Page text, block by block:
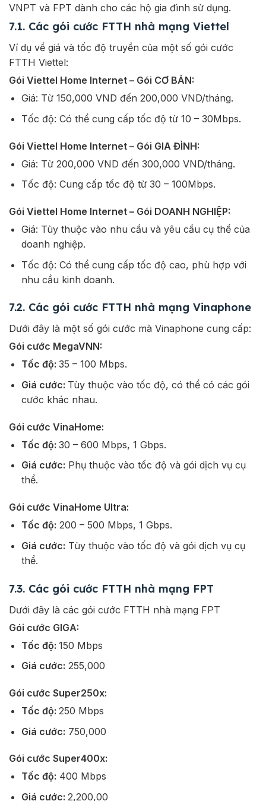
VNPT và FPT dành cho các hộ gia đình sử dụng.
7.1. Các gói cước FTTH nhà mạng Viettel
Ví dụ về giá và tốc độ truyền của một số gói cước
FTTH Viettel:
Gói Viettel Home Internet – Gói CƠ BẢN:
Giá: Từ 150,000 VND đến 200,000 VND/tháng.
Tốc độ: Có thể cung cấp tốc độ từ 10 – 30Mbps.
Gói Viettel Home Internet – Gói GIA ĐÌNH:
Giá: Từ 200,000 VND đến 300,000 VND/tháng.
Tốc độ: Cung cấp tốc độ từ 30 – 100Mbps.
Gói Viettel Home Internet – Gói DOANH NGHIỆP:
Giá: Tùy thuộc vào nhu cầu và yêu cầu cụ thể của
doanh nghiệp.
Tốc độ: Có thể cung cấp tốc độ cao, phù hợp với
nhu cầu kinh doanh.
7.2. Các gói cước FTTH nhà mạng Vinaphone
Dưới đây là một số gói cước mà Vinaphone cung cấp:
Gói cước MegaVNN:
Tốc độ: 35 – 100 Mbps.
Giá cước: Tùy thuộc vào tốc độ, có thể có các gói
cước khác nhau.
Gói cước VinaHome:
Tốc độ: 30 – 600 Mbps, 1 Gbps.
Giá cước: Phụ thuộc vào tốc độ và gói dịch vụ cụ
thể.
Gói cước VinaHome Ultra:
Tốc độ: 200 – 500 Mbps, 1 Gbps.
Giá cước: Tùy thuộc vào tốc độ và gói dịch vụ cụ
thể.
7.3. Các gói cước FTTH nhà mạng FPT
Dưới đây là các gói cước FTTH nhà mạng FPT
Gói cước GIGA:
Tốc độ: 150 Mbps
Giá cước: 255,000
Gói cước Super250x:
Tốc độ: 250 Mbps
Giá cước: 750,000
Gói cước Super400x:
Tốc độ: 400 Mbps
Giá cước: 2,200,00